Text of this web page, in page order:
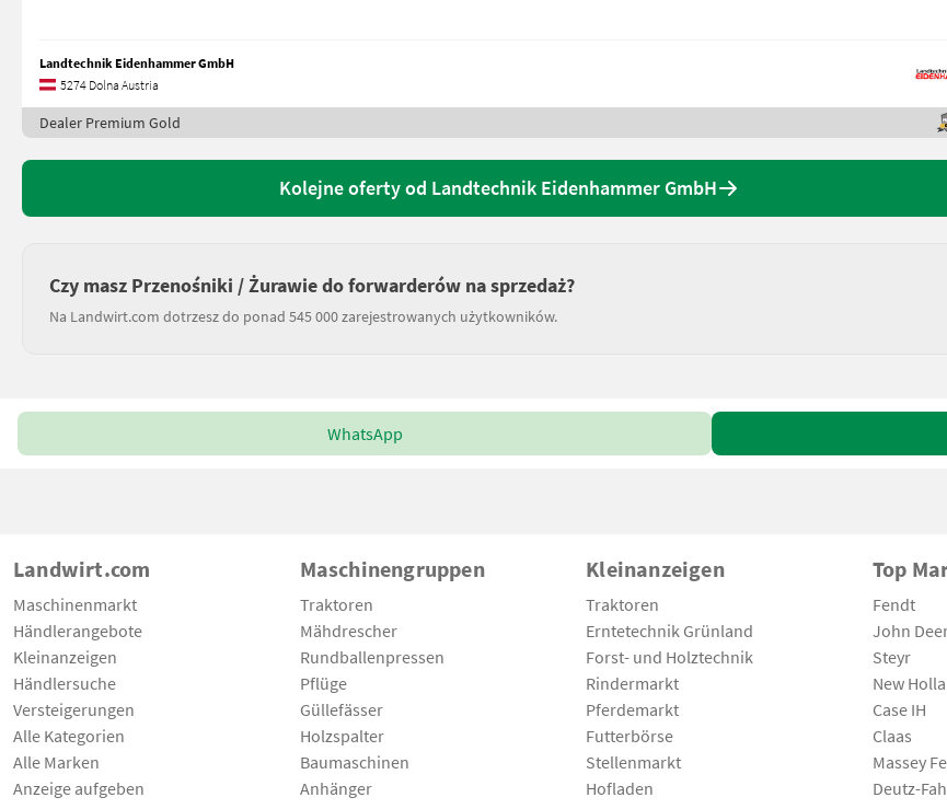
Landtechnik Eidenhammer GmbH
5274 Dolna Austria
Dealer Premium Gold
Kolejne oferty od Landtechnik Eidenhammer GmbH
Czy masz Przenośniki / Żurawie do forwarderów na sprzedaż?
Na Landwirt.com dotrzesz do ponad 545 000 zarejestrowanych użytkowników.
WhatsApp
Landwirt.com
Maschinenmarkt
Händlerangebote
Kleinanzeigen
Händlersuche
Versteigerungen
Alle Kategorien
Alle Marken
Anzeige aufgeben
Maschinengruppen
Traktoren
Mähdrescher
Rundballenpressen
Pflüge
Güllefässer
Holzspalter
Baumaschinen
Anhänger
Kleinanzeigen
Traktoren
Erntetechnik Grünland
Forst- und Holztechnik
Rindermarkt
Pferdemarkt
Futterbörse
Stellenmarkt
Hofladen
Top
Fendt
John
Steyr
New
Case IH
Claas
Massey
Deutz-